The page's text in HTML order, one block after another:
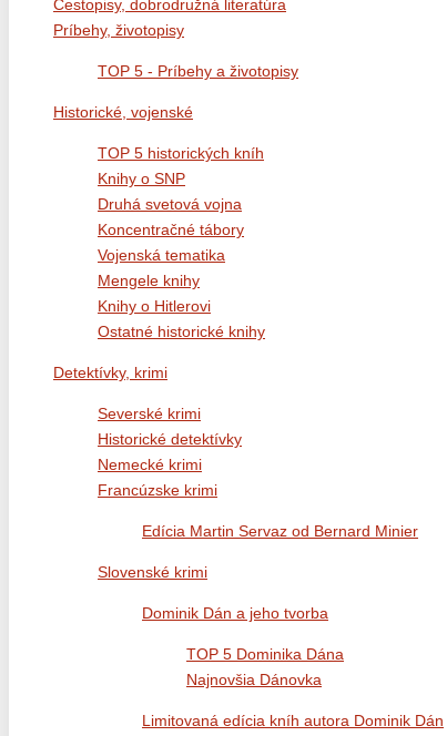
Cestopisy, dobrodružná literatúra
Príbehy, životopisy
TOP 5 - Príbehy a životopisy
Historické, vojenské
TOP 5 historických kníh
Knihy o SNP
Druhá svetová vojna
Koncentračné tábory
Vojenská tematika
Mengele knihy
Knihy o Hitlerovi
Ostatné historické knihy
Detektívky, krimi
Severské krimi
Historické detektívky
Nemecké krimi
Francúzske krimi
Edícia Martin Servaz od Bernard Minier
Slovenské krimi
Dominik Dán a jeho tvorba
TOP 5 Dominika Dána
Najnovšia Dánovka
Limitovaná edícia kníh autora Dominik Dán